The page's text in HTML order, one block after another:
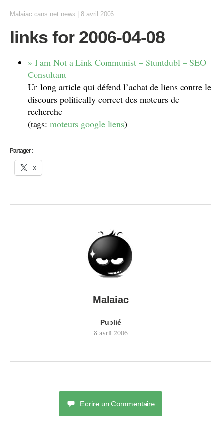
Malaiac dans net news 8 avril 2006
links for 2006-04-08
» I am Not a Link Communist – Stuntdubl – SEO
Consultant
Un long article qui défend l’achat de liens contre le
discours politically correct des moteurs de
recherche
(tags: moteurs google liens)
Partager :
X
Malaiac
Publié
8 avril 2006
Ecrire un Commentaire